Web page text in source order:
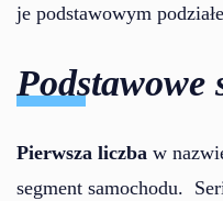
je podstawowym
Podstawowe
Pierwsza liczba w
segment samochodu.